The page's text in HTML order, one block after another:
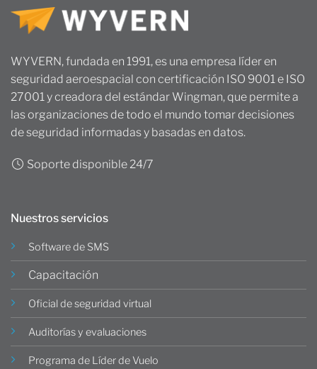
WYVERN, fundada en 1991, es una empresa líder en
seguridad aeroespacial con certificación ISO 9001 e ISO
27001 y creadora del estándar Wingman, que permite a
las organizaciones de todo el mundo tomar decisiones
de seguridad informadas y basadas en datos.
Soporte disponible 24/7
Nuestros servicios
Software de SMS
Capacitación
Oficial de seguridad virtual
Auditorías y evaluaciones
Programa de Líder de Vuelo